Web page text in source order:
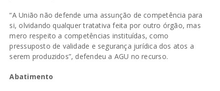
“A União não defende uma assunção de competência para
si, olvidando qualquer tratativa feita por outro órgão, mas
mero respeito a competências instituídas, como
pressuposto de validade e segurança jurídica dos atos a
serem produzidos”, defendeu a AGU no recurso.
Abatimento